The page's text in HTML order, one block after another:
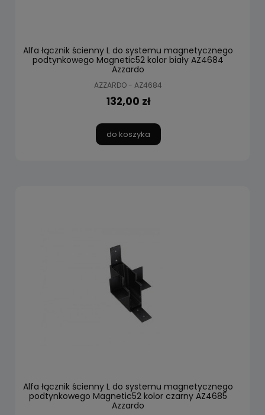
Alfa łącznik ścienny L do systemu magnetycznego
podtynkowego Magnetic52 kolor biały AZ4684
Azzardo
AZZARDO - AZ4684
132,00 zł
do koszyka
Alfa łącznik ścienny L do systemu magnetycznego
podtynkowego Magnetic52 kolor czarny AZ4685
Azzardo